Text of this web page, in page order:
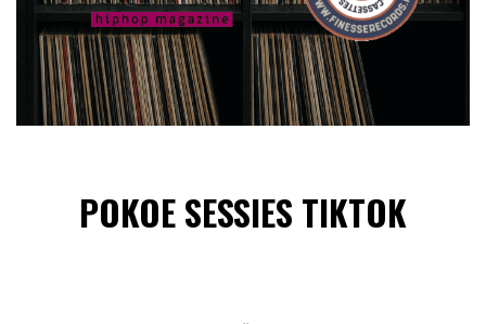
POKOE SESSIES TIKTOK